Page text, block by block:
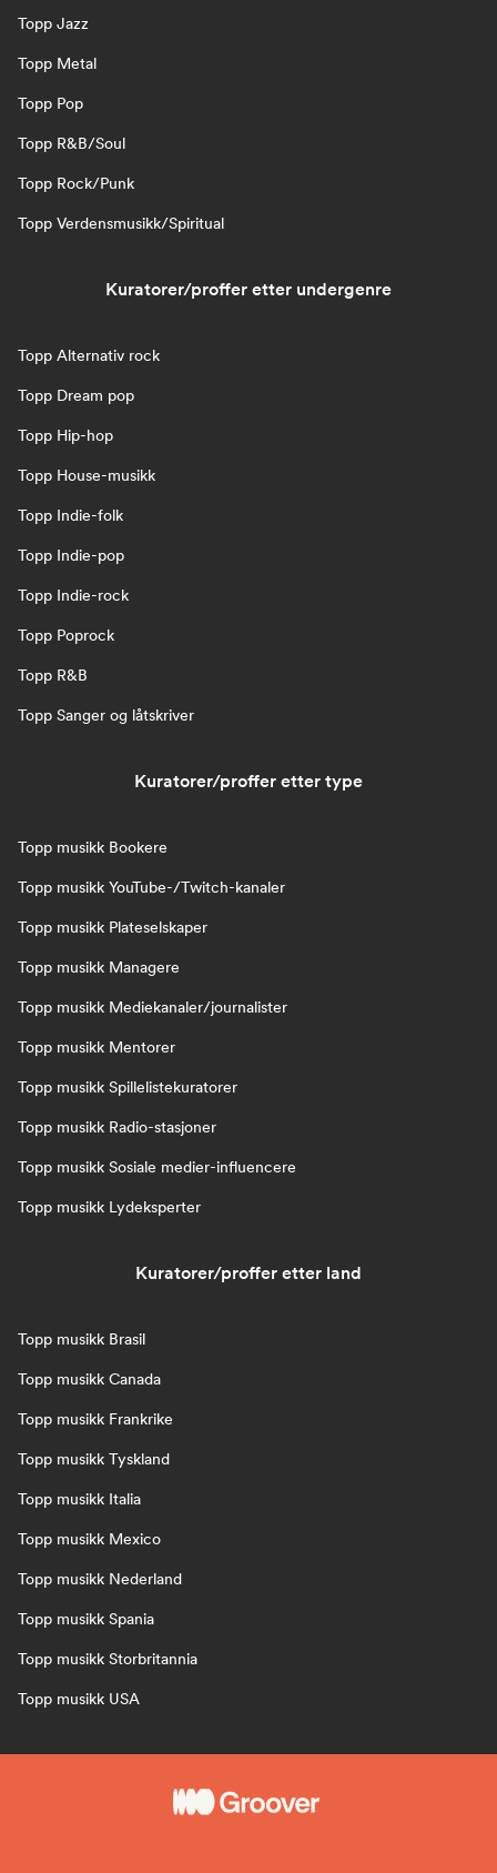
Topp Jazz
Topp Metal
Topp Pop
Topp R&B/Soul
Topp Rock/Punk
Topp Verdensmusikk/Spiritual
Kuratorer/proffer etter undergenre
Topp Alternativ rock
Topp Dream pop
Topp Hip-hop
Topp House-musikk
Topp Indie-folk
Topp Indie-pop
Topp Indie-rock
Topp Poprock
Topp R&B
Topp Sanger og låtskriver
Kuratorer/proffer etter type
Topp musikk Bookere
Topp musikk YouTube-/Twitch-kanaler
Topp musikk Plateselskaper
Topp musikk Managere
Topp musikk Mediekanaler/journalister
Topp musikk Mentorer
Topp musikk Spillelistekuratorer
Topp musikk Radio-stasjoner
Topp musikk Sosiale medier-influencere
Topp musikk Lydeksperter
Kuratorer/proffer etter land
Topp musikk Brasil
Topp musikk Canada
Topp musikk Frankrike
Topp musikk Tyskland
Topp musikk Italia
Topp musikk Mexico
Topp musikk Nederland
Topp musikk Spania
Topp musikk Storbritannia
Topp musikk USA